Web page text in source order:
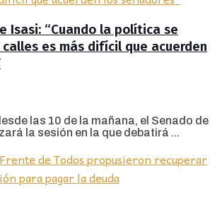
Isasi: “Cuando la política se
es más difícil que acuerden
las 10 de la mañana, el Senado de
la sesión en la que debatirá ...